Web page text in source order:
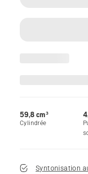
59,8 cm³
Cylindrée
Syntonisation